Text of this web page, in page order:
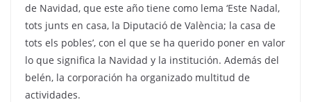
de Navidad, que este año tiene como lema ‘Este Nadal,
tots junts en casa, la Diputació de València; la casa de
tots els pobles’, con el que se ha querido poner en valor
lo que significa la Navidad y la institución. Además del
belén, la corporación ha organizado multitud de
actividades.